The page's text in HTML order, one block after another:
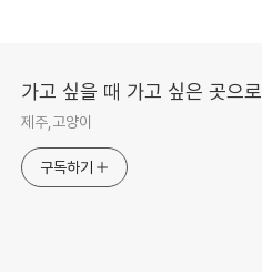
가고 싶을 때 가고 싶은 곳으로
제주,고양이
구독하기